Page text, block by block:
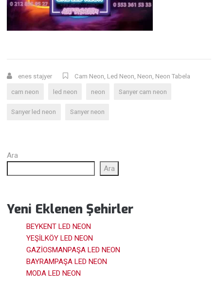
enes stajyer Cam Neon, Led Neon, Neon, Neon Tabela
cam neon led neon neon Sarıyer cam neon
Sarıyer led neon Sarıyer neon
Ara
Ara
Yeni Eklenen Şehirler
BEYKENT LED NEON
YEŞİLKÖY LED NEON
GAZİOSMANPAŞA LED NEON
BAYRAMPAŞA LED NEON
MODA LED NEON